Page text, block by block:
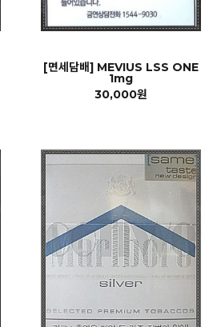
[면세담배] MEVIUS LSS ONE
1mg
30,000원